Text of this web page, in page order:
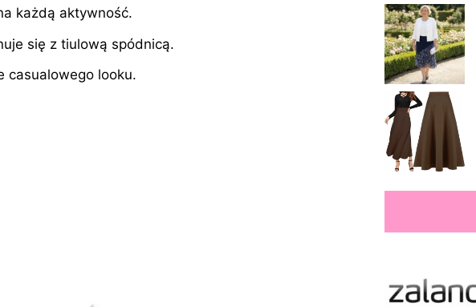
każdą aktywność.
się z tiulową spódnicą.
casualowego looku.